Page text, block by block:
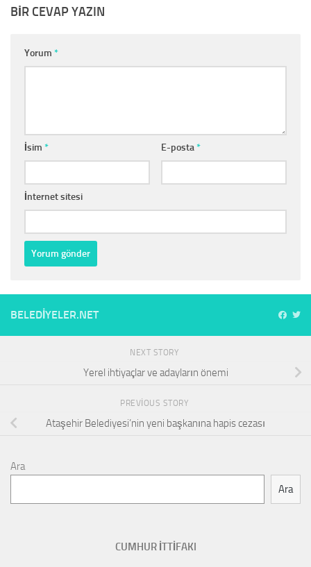
BIR CEVAP YAZIN
Yorum *
İsim * E-posta*
İnternet sitesi
BELEDIYELER.NET
NEXT STORY
Yerel ihtiyaçlar ve adayların önemi
PREVIOUS STORY
Ataşehir Belediyesi’nin yeni başkanına hapis cezası
Ara
Ara
CUMHUR İTTİFAKI